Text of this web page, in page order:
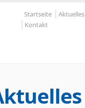
Startseite Aktuelles
Kontakt